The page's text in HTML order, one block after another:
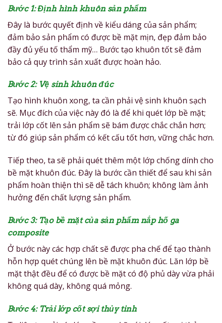
Bước 1: Định hình khuôn sản phẩm
Đây là bước quyết định về kiểu dáng của sản phẩm;
đảm bảo sản phẩm có được bề mặt mịn, đẹp đảm bảo
đầy đủ yếu tố thẩm mỹ… Bước tạo khuôn tốt sẽ đảm
bảo cả quy trình sản xuất được hoàn hảo.
Bước 2: Vệ sinh khuôn đúc
Tạo hình khuôn xong, ta cần phải vệ sinh khuôn sạch
sẽ. Mục đích của việc này đó là để khi quét lớp bề mặt;
trải lớp cốt lên sản phẩm sẽ bám được chắc chắn hơn;
từ đó giúp sản phẩm có kết cấu tốt hơn, vững chắc hơn.
Tiếp theo, ta sẽ phải quét thêm một lớp chống dính cho
bề mặt khuôn đúc. Đây là bước cần thiết để sau khi sản
phẩm hoàn thiện thì sẽ dễ tách khuôn; không làm ảnh
hưởng đến chất lượng sản phẩm.
Bước 3: Tạo bề mặt của sản phẩm nắp hố ga
composite
Ở bước này các hợp chất sẽ được pha chế để tạo thành
hỗn hợp quét chúng lên bề mặt khuôn đúc. Lăn lớp bề
mặt thật đều để có được bề mặt có độ phủ dày vừa phải
không quá dày, không quá mỏng.
Bước 4: Trải lớp cốt sợi thủy tinh